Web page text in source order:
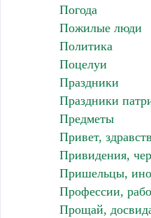
Погода
Пожилые люди
Политика
Поцелуи
Праздники
Праздники
Предметы
Привет,
Привидения,
Пришельцы,
Профессии,
Прощай,